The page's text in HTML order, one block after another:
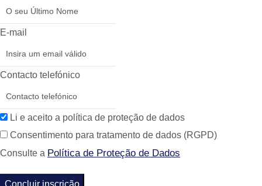
E-mail
Contacto telefónico
Li e aceito a política de proteção de dados
Consentimento para tratamento de dados (RGPD)
Consulte a Política de Proteção de Dados
Concluir inscrição